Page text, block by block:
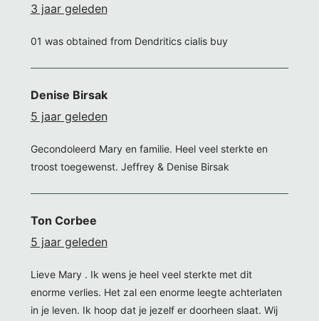
3 jaar geleden
01 was obtained from Dendritics cialis buy
Denise Birsak
5 jaar geleden
Gecondoleerd Mary en familie. Heel veel sterkte en
troost toegewenst. Jeffrey & Denise Birsak
Ton Corbee
5 jaar geleden
Lieve Mary . Ik wens je heel veel sterkte met dit
enorme verlies. Het zal een enorme leegte achterlaten
in je leven. Ik hoop dat je jezelf er doorheen slaat. Wij